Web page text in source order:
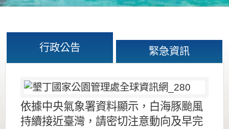
行政公告 緊急資訊
依據中央氣象署資料顯示，白海豚颱風
持續接近臺灣，請密切注意動向及早完